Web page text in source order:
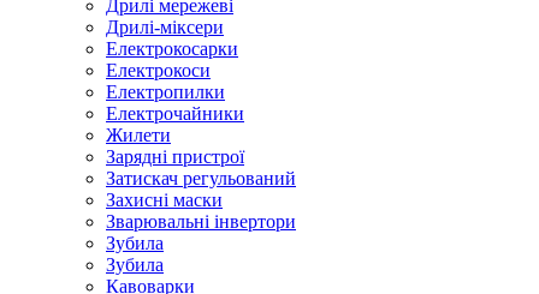
Дрилі мережеві
Дрилі-міксери
Електрокосарки
Електрокоси
Електропилки
Електрочайники
Жилети
Зарядні пристрої
Затискач регульований
Захисні маски
Зварювальні інвертори
Зубила
Зубила
Кавоварки